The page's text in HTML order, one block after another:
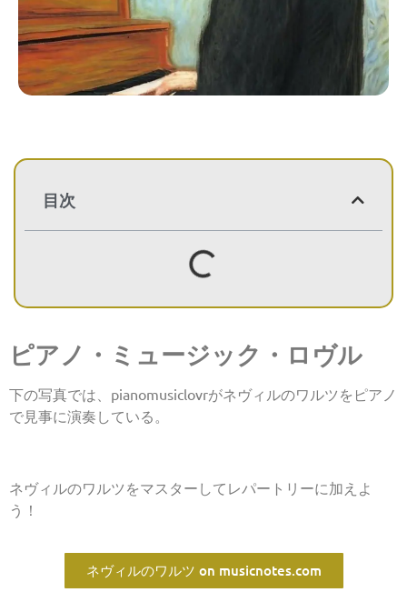
目次
ピアノ・ミュージック・ロヴル
下の写真では、pianomusiclovrがネヴィルのワルツをピアノ
で見事に演奏している。
ネヴィルのワルツをマスターしてレパートリーに加えよ
う！
ネヴィルのワルツ on musicnotes.com